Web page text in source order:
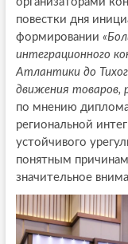
повестки дня
формировании
интеграционного
Атлантики до
движения товаров,
по мнению
региональной
устойчивого
понятным
значительное